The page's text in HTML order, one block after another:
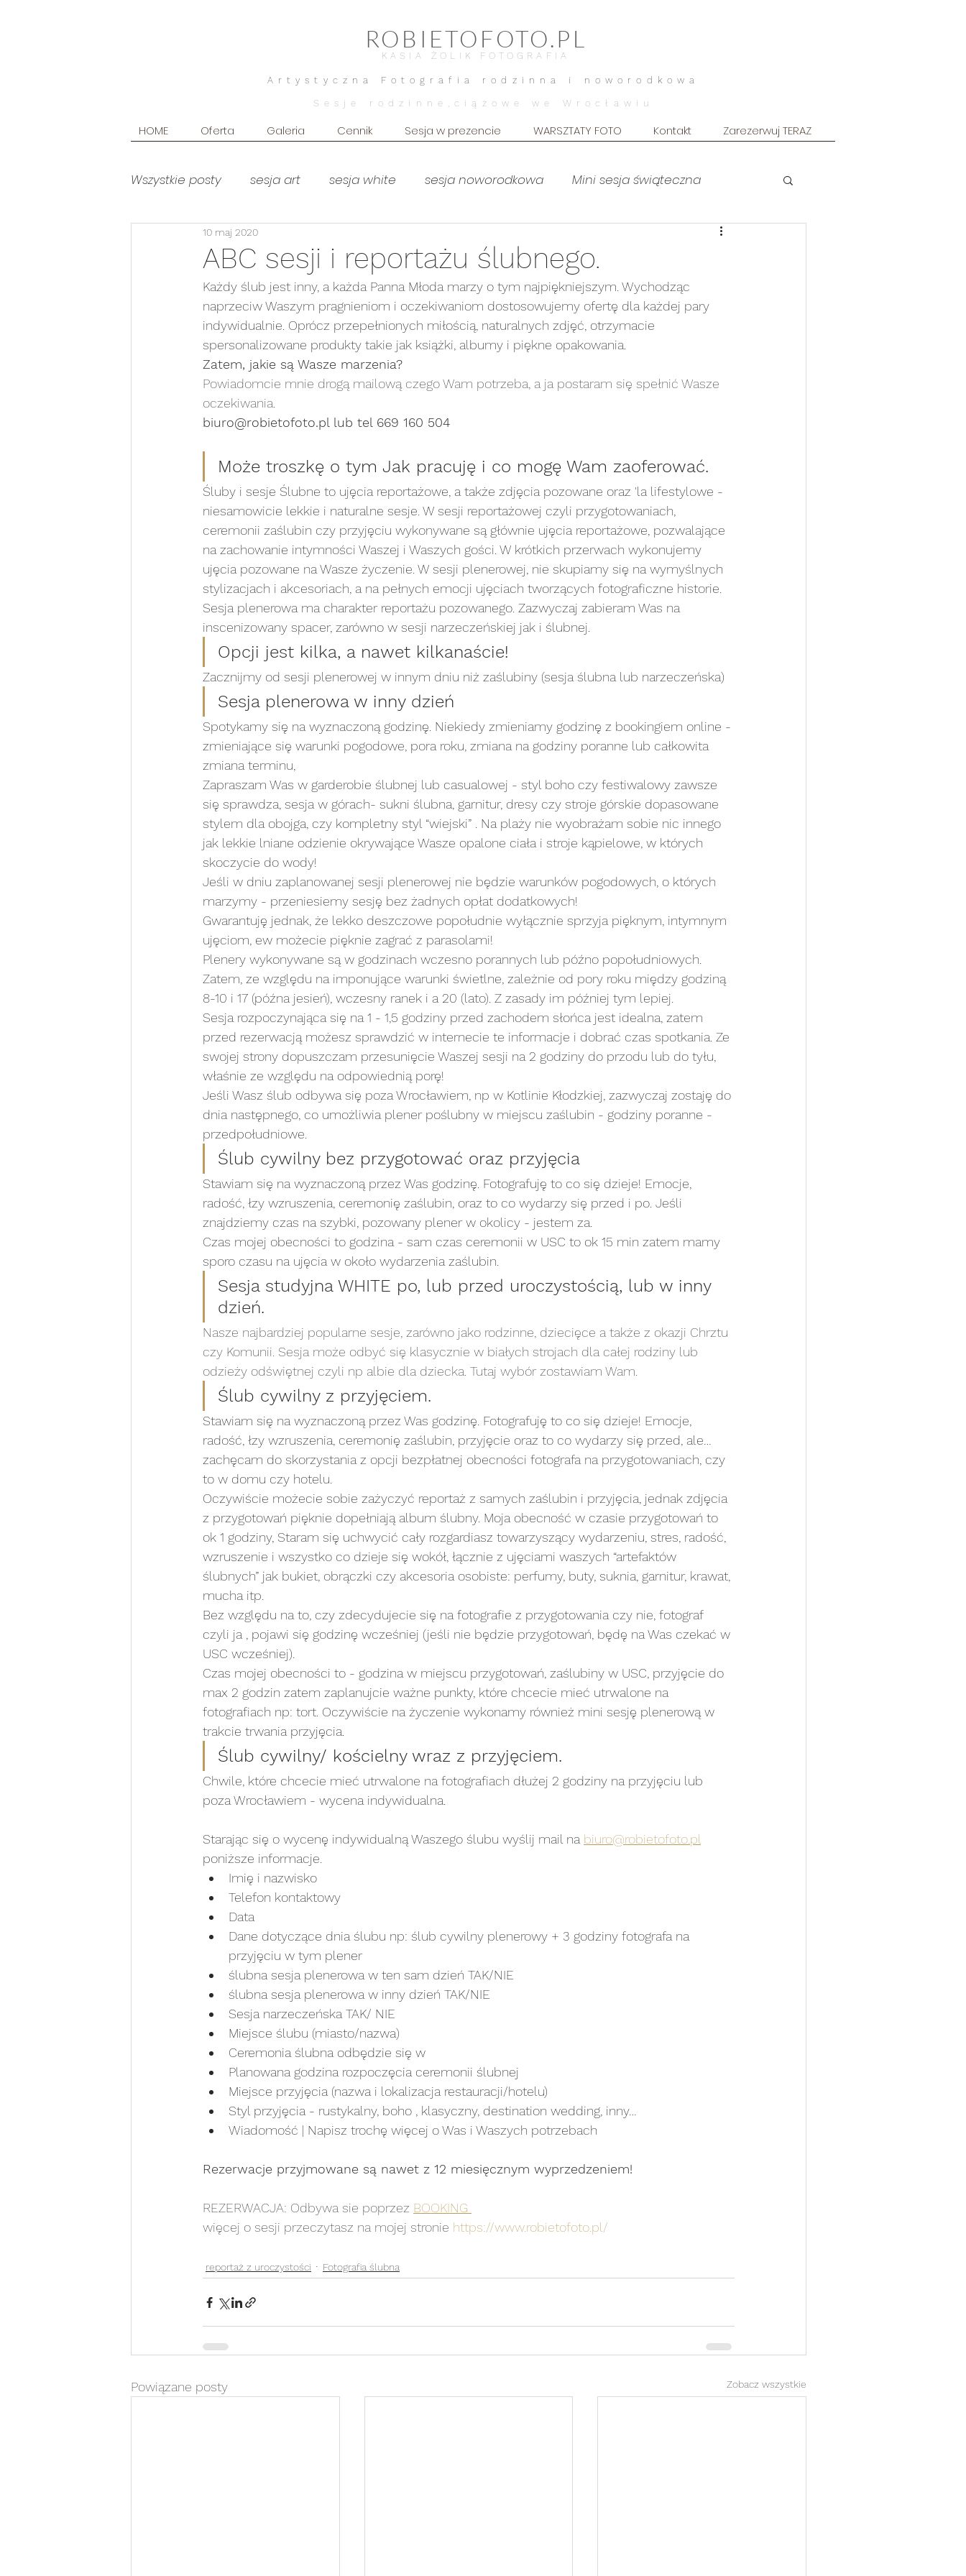
ROBIETOFOTO.PL
KASIA ŻOLIK FOTOGRAFIA
Artystyczna Fotografia rodzinna i noworodkowa
Sesje rodzinne,ciążowe we Wrocławiu
HOME Oferta Galeria Cennik Sesja w prezencie WARSZTATY FOTO Kontakt Zarezerwuj TERAZ
Wszystkie posty sesja art sesja white sesja noworodkowa Mini sesja świąteczna
poradniki Produkty foto
sesja brzuszkowa WHITE Sesja dziecięca Sesja kobieca lifestyle domowy Sesja męska
sesja na roczek sesja noworodkowa art sesja noworodkowa stylizowana
sesja noworodkowa white
Sesja portretowa WHITE sesja rodzinna sesja rodzinna art sesja rodzinna Plenerowa
sesja rodzinna WHITE sesja ślubna/narzeczeńska sesja urodzinowa sesja z pupilem
Chrzest Święty
ABC sesji i reportażu ślubnego.
10 maj 2020
Każdy ślub jest inny, a każda Panna Młoda marzy o tym najpiękniejszym. Wychodząc
naprzeciw Waszym pragnieniom i oczekiwaniom dostosowujemy ofertę dla każdej pary
indywidualnie. Oprócz przepełnionych miłością, naturalnych zdjęć, otrzymacie
spersonalizowane produkty takie jak książki, albumy i piękne opakowania.
Zatem, jakie są Wasze marzenia?
Powiadomcie mnie drogą mailową czego Wam potrzeba, a ja postaram się spełnić Wasze
oczekiwania.
biuro@robietofoto.pl lub tel 669 160 504
Może troszkę o tym Jak pracuję i co mogę Wam zaoferować.
Śluby i sesje Ślubne to ujęcia reportażowe, a także zdjęcia pozowane oraz 'la lifestylowe -
niesamowicie lekkie i naturalne sesje. W sesji reportażowej czyli przygotowaniach,
ceremonii zaślubin czy przyjęciu wykonywane są głównie ujęcia reportażowe, pozwalające
na zachowanie intymności Waszej i Waszych gości. W krótkich przerwach wykonujemy
ujęcia pozowane na Wasze życzenie. W sesji plenerowej, nie skupiamy się na wymyślnych
stylizacjach i akcesoriach, a na pełnych emocji ujęciach tworzących fotograficzne historie.
Sesja plenerowa ma charakter reportażu pozowanego. Zazwyczaj zabieram Was na
inscenizowany spacer, zarówno w sesji narzeczeńskiej jak i ślubnej.
Opcji jest kilka, a nawet kilkanaście!
Zacznijmy od sesji plenerowej w innym dniu niż zaślubiny (sesja ślubna lub narzeczeńska)
Sesja plenerowa w inny dzień
Spotykamy się na wyznaczoną godzinę. Niekiedy zmieniamy godzinę z bookingiem online -
zmieniające się warunki pogodowe, pora roku, zmiana na godziny poranne lub całkowita
zmiana terminu,
Zapraszam Was w garderobie ślubnej lub casualowej - styl boho czy festiwalowy zawsze
się sprawdza, sesja w górach- sukni ślubna, garnitur, dresy czy stroje górskie dopasowane
stylem dla obojga, czy kompletny styl “wiejski” . Na plaży nie wyobrażam sobie nic innego
jak lekkie lniane odzienie okrywające Wasze opalone ciała i stroje kąpielowe, w których
skoczycie do wody!
Jeśli w dniu zaplanowanej sesji plenerowej nie będzie warunków pogodowych, o których
marzymy - przeniesiemy sesję bez żadnych opłat dodatkowych!
Gwarantuję jednak, że lekko deszczowe popołudnie wyłącznie sprzyja pięknym, intymnym
ujęciom, ew możecie pięknie zagrać z parasolami!
Plenery wykonywane są w godzinach wczesno porannych lub późno popołudniowych.
Zatem, ze względu na imponujące warunki świetlne, zależnie od pory roku między godziną
8-10 i 17 (późna jesień), wczesny ranek i a 20 (lato). Z zasady im później tym lepiej.
Sesja rozpoczynająca się na 1 - 1,5 godziny przed zachodem słońca jest idealna, zatem
przed rezerwacją możesz sprawdzić w internecie te informacje i dobrać czas spotkania. Ze
swojej strony dopuszczam przesunięcie Waszej sesji na 2 godziny do przodu lub do tyłu,
właśnie ze względu na odpowiednią porę!
Jeśli Wasz ślub odbywa się poza Wrocławiem, np w Kotlinie Kłodzkiej, zazwyczaj zostaję do
dnia następnego, co umożliwia plener poślubny w miejscu zaślubin - godziny poranne -
przedpołudniowe.
Ślub cywilny bez przygotować oraz przyjęcia
Stawiam się na wyznaczoną przez Was godzinę. Fotografuję to co się dzieje! Emocje,
radość, łzy wzruszenia, ceremonię zaślubin, oraz to co wydarzy się przed i po. Jeśli
znajdziemy czas na szybki, pozowany plener w okolicy - jestem za.
Czas mojej obecności to godzina - sam czas ceremonii w USC to ok 15 min zatem mamy
sporo czasu na ujęcia w około wydarzenia zaślubin.
Sesja studyjna WHITE po, lub przed uroczystością, lub w inny
dzień.
Nasze najbardziej popularne sesje, zarówno jako rodzinne, dziecięce a także z okazji Chrztu
czy Komunii. Sesja może odbyć się klasycznie w białych strojach dla całej rodziny lub
odzieży odświętnej czyli np albie dla dziecka. Tutaj wybór zostawiam Wam.
Ślub cywilny z przyjęciem.
Stawiam się na wyznaczoną przez Was godzinę. Fotografuję to co się dzieje! Emocje,
radość, łzy wzruszenia, ceremonię zaślubin, przyjęcie oraz to co wydarzy się przed, ale…
zachęcam do skorzystania z opcji bezpłatnej obecności fotografa na przygotowaniach, czy
to w domu czy hotelu.
Oczywiście możecie sobie zażyczyć reportaż z samych zaślubin i przyjęcia, jednak zdjęcia
z przygotowań pięknie dopełniają album ślubny. Moja obecność w czasie przygotowań to
ok 1 godziny, Staram się uchwycić cały rozgardiasz towarzyszący wydarzeniu, stres, radość,
wzruszenie i wszystko co dzieje się wokół, łącznie z ujęciami waszych “artefaktów
ślubnych” jak bukiet, obrączki czy akcesoria osobiste: perfumy, buty, suknia, garnitur, krawat,
mucha itp.
Bez względu na to, czy zdecydujecie się na fotografie z przygotowania czy nie, fotograf
czyli ja , pojawi się godzinę wcześniej (jeśli nie będzie przygotowań, będę na Was czekać w
USC wcześniej).
Czas mojej obecności to - godzina w miejscu przygotowań, zaślubiny w USC, przyjęcie do
max 2 godzin zatem zaplanujcie ważne punkty, które chcecie mieć utrwalone na
fotografiach np: tort. Oczywiście na życzenie wykonamy również mini sesję plenerową w
trakcie trwania przyjęcia.
Ślub cywilny/ kościelny wraz z przyjęciem.
Chwile, które chcecie mieć utrwalone na fotografiach dłużej 2 godziny na przyjęciu lub
poza Wrocławiem - wycena indywidualna.
Starając się o wycenę indywidualną Waszego ślubu wyślij mail na biuro@robietofoto.pl
poniższe informacje.
Imię i nazwisko
Telefon kontaktowy
Data
Dane dotyczące dnia ślubu np: ślub cywilny plenerowy + 3 godziny fotografa na
przyjęciu w tym plener
ślubna sesja plenerowa w ten sam dzień TAK/NIE
ślubna sesja plenerowa w inny dzień TAK/NIE
Sesja narzeczeńska TAK/ NIE
Miejsce ślubu (miasto/nazwa)
Ceremonia ślubna odbędzie się w
Planowana godzina rozpoczęcia ceremonii ślubnej
Miejsce przyjęcia (nazwa i lokalizacja restauracji/hotelu)
Styl przyjęcia - rustykalny, boho , klasyczny, destination wedding, inny…
Wiadomość | Napisz trochę więcej o Was i Waszych potrzebach
Rezerwacje przyjmowane są nawet z 12 miesięcznym wyprzedzeniem!
REZERWACJA: Odbywa sie poprzez BOOKING
więcej o sesji przeczytasz na mojej stronie https://www.robietofoto.pl/
reportaż z uroczystości Fotografia ślubna
Powiązane posty Zobacz wszystkie